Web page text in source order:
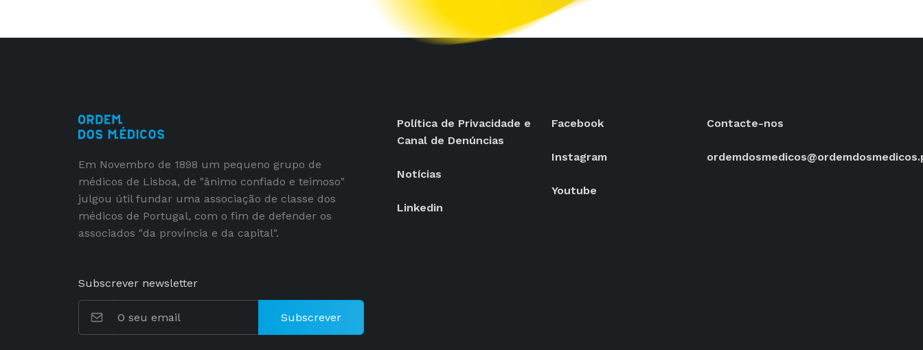
Em Novembro de 1898 um pequeno grupo de
médicos de Lisboa, de "ânimo confiado e teimoso"
julgou útil fundar uma associação de classe dos
médicos de Portugal, com o fim de defender os
associados "da província e da capital".
Subscrever newsletter
Subscrever
Política de Privacidade e
Canal de Denúncias
Notícias
Linkedin
Facebook
Instagram
Youtube
Contacte-nos